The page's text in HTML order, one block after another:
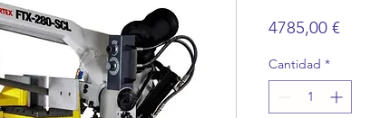
4785,00 €Precio
Cantidad *